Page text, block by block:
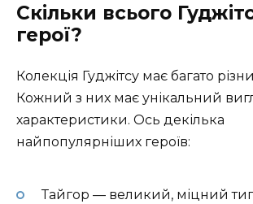
Скільки всього
герої?
Колекція Гуджітсу має багато
Кожний з них має унікальний
характеристики. Ось декілька
найпопулярніших героїв:
Тайгор — великий, міцний